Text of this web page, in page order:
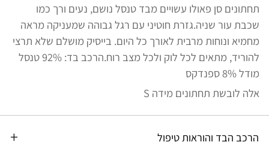
תחתונים סן פאולו עשויים מבד טנסל נושם, נעים ורך כמו
שכבת עור שניה.גזרת חוטיני עם רגל גבוהה שמעניקה מראה
מחמיא ונוחות מרבית לאורך כל היום. בייסיק מושלם שלא תרצי
להוריד, מתאים לכל לוק ולכל מצב רוח.הרכב בד: 92% טנסל
מודל 8% ספנדקס
אלה לובשת תחתונים מידה S
הרכב הבד והוראות טיפול